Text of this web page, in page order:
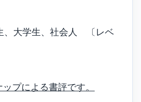
、大学生、社会人 〔レベ
プによる書評です。